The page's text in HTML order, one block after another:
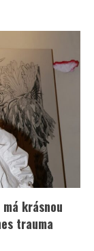
krásnou
trauma